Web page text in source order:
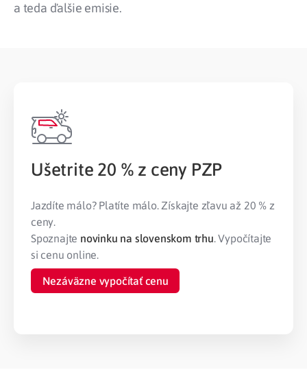
a teda ďalšie emisie.
Ušetrite 20 % z ceny PZP
Jazdíte málo? Platíte málo. Získajte zľavu až 20 % z
ceny.
Spoznajte novinku na slovenskom trhu . Vypočítajte
si cenu online.
Nezáväzne vypočítať cenu